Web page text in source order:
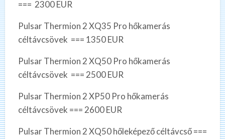
=== 2300 EUR
Pulsar Thermion 2 XQ35 Pro hőkamerás
céltávcsövek === 1350 EUR
Pulsar Thermion 2 XQ50 Pro hőkamerás
céltávcsövek === 2500 EUR
Pulsar Thermion 2 XP50 Pro hőkamerás
céltávcsövek === 2600 EUR
Pulsar Thermion 2 XQ50 hőleképező céltávcső ===